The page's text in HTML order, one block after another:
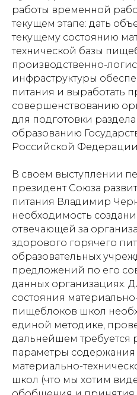
работы временной
текущем этапе: дать
текущему состоянию
технической базы
производственно-
инфраструктуры
питания и выработать
совершенствованию
для подготовки
образованию
Российской Федерации.
В своем выступлении
президент Союза
питания Владимир
необходимость
отвечающей за
здорового горячего
образовательных
предложений по его
данных организациях.
состояния
пищеблоков школ
единой методике,
дальнейшем требуется
параметры содержания
материально-
школ (что мы хотим